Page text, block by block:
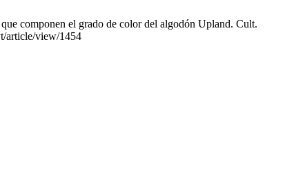
componen el grado de color del algodón Upland. Cult.
article/view/1454